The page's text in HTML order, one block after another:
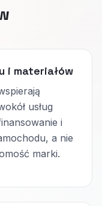
i materiałów
usług
i
a nie
marki.